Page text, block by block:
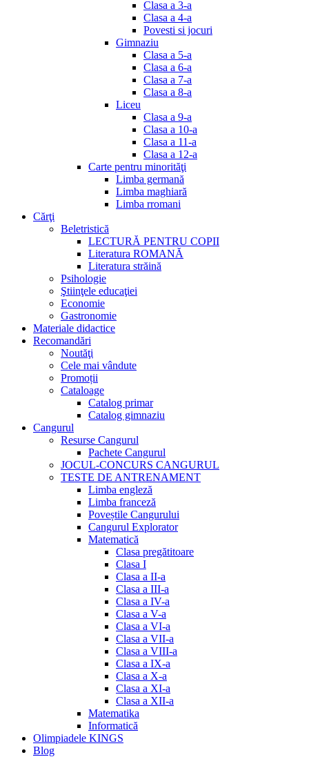
Clasa a 3-a
Clasa a 4-a
Povesti si jocuri
Gimnaziu
Clasa a 5-a
Clasa a 6-a
Clasa a 7-a
Clasa a 8-a
Liceu
Clasa a 9-a
Clasa a 10-a
Clasa a 11-a
Clasa a 12-a
Carte pentru minorităţi
Limba germană
Limba maghiară
Limba rromani
Cărţi
Beletristică
LECTURĂ PENTRU COPII
Literatura ROMANĂ
Literatura străină
Psihologie
Ştiinţele educaţiei
Economie
Gastronomie
Materiale didactice
Recomandări
Noutăţi
Cele mai vândute
Promoții
Cataloage
Catalog primar
Catalog gimnaziu
Cangurul
Resurse Cangurul
Pachete Cangurul
JOCUL-CONCURS CANGURUL
TESTE DE ANTRENAMENT
Limba engleză
Limba franceză
Poveștile Cangurului
Cangurul Explorator
Matematică
Clasa pregătitoare
Clasa I
Clasa a II-a
Clasa a III-a
Clasa a IV-a
Clasa a V-a
Clasa a VI-a
Clasa a VII-a
Clasa a VIII-a
Clasa a IX-a
Clasa a X-a
Clasa a XI-a
Clasa a XII-a
Matematika
Informatică
Olimpiadele KINGS
Blog